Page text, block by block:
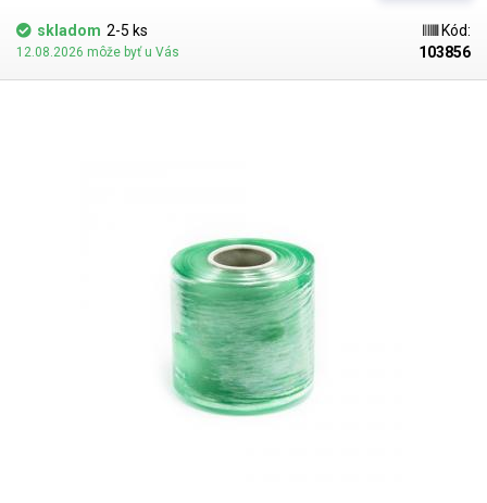
náboj.Fóliu možno použiť v kombinácii s naším automatickým baliacim
strojom do 99 g a možno ju tiež zvárať pomocou štipcovej zváračky
skladom 2-5 ks
12.08.2026 môže byť u Vás
Kód:
103856